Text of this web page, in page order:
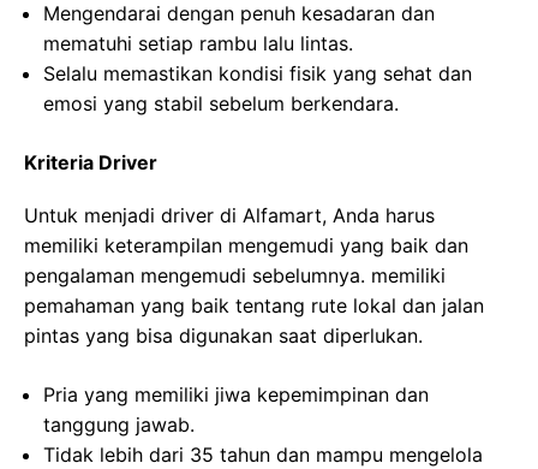
Mengendarai dengan penuh kesadaran dan
mematuhi setiap rambu lalu lintas.
Selalu memastikan kondisi fisik yang sehat dan
emosi yang stabil sebelum berkendara.
Kriteria Driver
Untuk menjadi driver di Alfamart, Anda harus
memiliki keterampilan mengemudi yang baik dan
pengalaman mengemudi sebelumnya. memiliki
pemahaman yang baik tentang rute lokal dan jalan
pintas yang bisa digunakan saat diperlukan.
Pria yang memiliki jiwa kepemimpinan dan
tanggung jawab.
Tidak lebih dari 35 tahun dan mampu mengelola